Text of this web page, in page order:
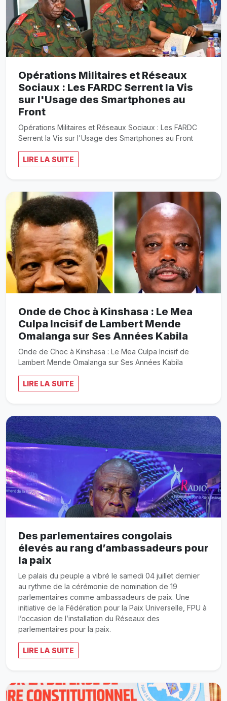
Opérations Militaires et Réseaux
Sociaux : Les FARDC Serrent la Vis
sur l'Usage des Smartphones au
Front
Opérations Militaires et Réseaux Sociaux : Les FARDC
Serrent la Vis sur l'Usage des Smartphones au Front
LIRE LA SUITE
Onde de Choc à Kinshasa : Le Mea
Culpa Incisif de Lambert Mende
Omalanga sur Ses Années Kabila
Onde de Choc à Kinshasa : Le Mea Culpa Incisif de
Lambert Mende Omalanga sur Ses Années Kabila
LIRE LA SUITE
Des parlementaires congolais
élevés au rang d’ambassadeurs pour
la paix
Le palais du peuple a vibré le samedi 04 juillet dernier
au rythme de la cérémonie de nomination de 19
parlementaires comme ambassadeurs de paix. Une
initiative de la Fédération pour la Paix Universelle, FPU à
l’occasion de l’installation du Réseaux des
parlementaires pour la paix.
LIRE LA SUITE